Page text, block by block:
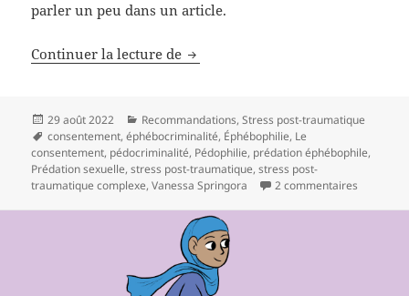
parler un peu dans un article.
Continuer la lecture de Lecture : Le consentement,
Publié
le
29 août 2022 Catégories
Recommandations,Stress post-traumatique
Mots-
clés
consentement,éphébocriminalité, Éphébophilie, Le
consentement, pédocriminalité, Pédophilie, prédation éphébophile,
Prédation sexuelle,stress post-traumatique,stress post-
traumatique complexe,Vanessa Springora 2 commentaires